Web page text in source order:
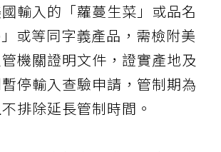
輸入的「蘿蔓生菜」或品名
或等同字義產品，需檢附美
機關證明文件，證實產地及
停輸入查驗申請，管制期為
排除延長管制時間。